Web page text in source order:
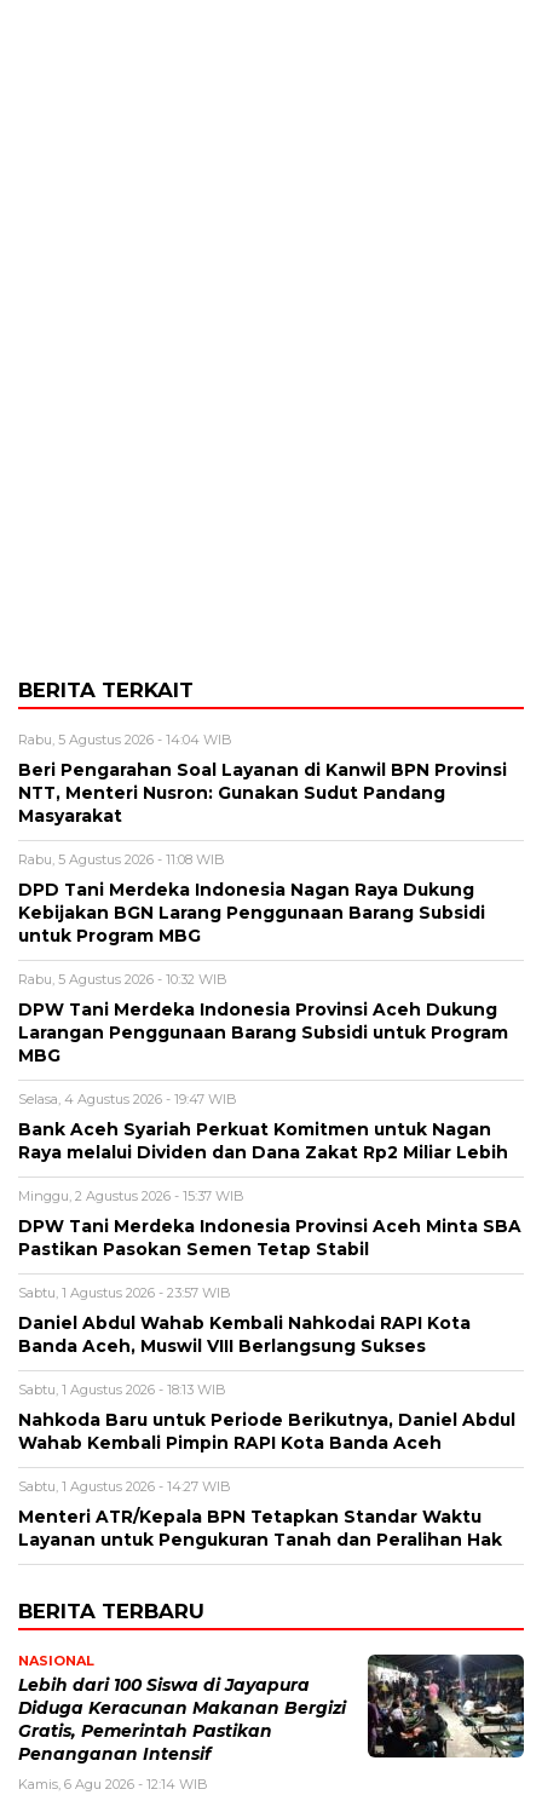
BERITA TERKAIT
Rabu, 5 Agustus 2026 - 14:04 WIB
Beri Pengarahan Soal Layanan di Kanwil BPN Provinsi
NTT, Menteri Nusron: Gunakan Sudut Pandang
Masyarakat
Rabu, 5 Agustus 2026 - 11:08 WIB
DPD Tani Merdeka Indonesia Nagan Raya Dukung
Kebijakan BGN Larang Penggunaan Barang Subsidi
untuk Program MBG
Rabu, 5 Agustus 2026 - 10:32 WIB
DPW Tani Merdeka Indonesia Provinsi Aceh Dukung
Larangan Penggunaan Barang Subsidi untuk Program
MBG
Selasa, 4 Agustus 2026 - 19:47 WIB
Bank Aceh Syariah Perkuat Komitmen untuk Nagan
Raya melalui Dividen dan Dana Zakat Rp2 Miliar Lebih
Minggu, 2 Agustus 2026 - 15:37 WIB
DPW Tani Merdeka Indonesia Provinsi Aceh Minta SBA
Pastikan Pasokan Semen Tetap Stabil
Sabtu, 1 Agustus 2026 - 23:57 WIB
Daniel Abdul Wahab Kembali Nahkodai RAPI Kota
Banda Aceh, Muswil VIII Berlangsung Sukses
Sabtu, 1 Agustus 2026 - 18:13 WIB
Nahkoda Baru untuk Periode Berikutnya, Daniel Abdul
Wahab Kembali Pimpin RAPI Kota Banda Aceh
Sabtu, 1 Agustus 2026 - 14:27 WIB
Menteri ATR/Kepala BPN Tetapkan Standar Waktu
Layanan untuk Pengukuran Tanah dan Peralihan Hak
BERITA TERBARU
NASIONAL
Lebih dari 100 Siswa di Jayapura
Diduga Keracunan Makanan Bergizi
Gratis, Pemerintah Pastikan
Penanganan Intensif
Kamis, 6 Agu 2026 - 12:14 WIB